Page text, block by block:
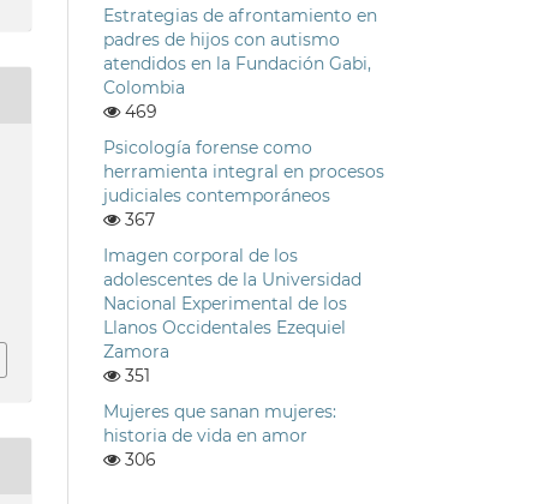
Estrategias de afrontamiento en
padres de hijos con autismo
atendidos en la Fundación Gabi,
Colombia
469
Psicología forense como
herramienta integral en procesos
judiciales contemporáneos
367
Imagen corporal de los
adolescentes de la Universidad
Nacional Experimental de los
Llanos Occidentales Ezequiel
Zamora
351
Mujeres que sanan mujeres:
historia de vida en amor
306